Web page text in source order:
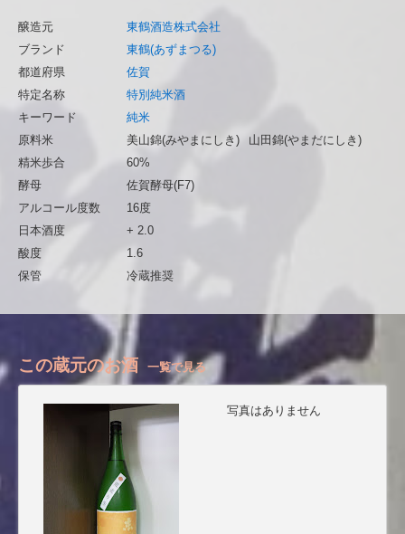
醸造元
東鶴酒造株式会社
ブランド
東鶴(あずまつる)
都道府県
佐賀
特定名称
特別純米酒
キーワード
純米
原料米
美山錦(みやまにしき)
山田錦(やまだにしき)
精米歩合
60%
酵母
佐賀酵母(F7)
アルコール度数
16度
日本酒度
+ 2.0
酸度
1.6
保管
冷蔵推奨
この蔵元のお酒 一覧で見る
写真はありません